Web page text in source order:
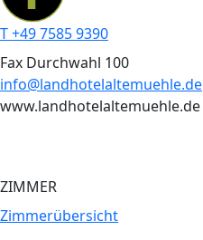
T +49 7585 9390
Fax Durchwahl 100
info@landhotelaltemuehle.de
www.landhotelaltemuehle.de
ZIMMER
Zimmer­übersicht